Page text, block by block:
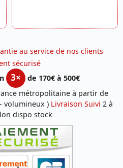
au service de nos clients
sécurisé
3×
de 170€ à 500€
métropolitaine à partir de
volumineux ) Livraison Suivi 2 à
dispo stock